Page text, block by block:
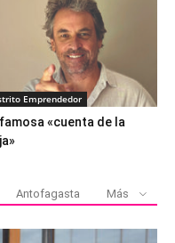
Emprendedor
famosa «cuenta de la
Antofagasta Más